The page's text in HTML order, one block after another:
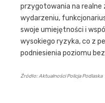
przygotowania na realne
wydarzeniu,
swoje umiejętności i
wysokiego ryzyka, co z
podniesienia poziomu
Źródło: Aktualności Policja Podlaska